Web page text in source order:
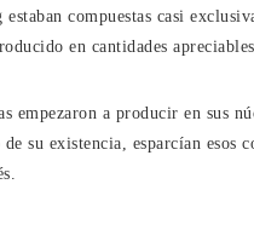
compuestas casi
en cantidades
empezaron a producir en sus
su existencia, esparcían esos